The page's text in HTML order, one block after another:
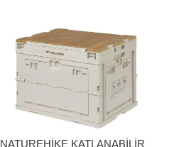
NATUREHİKE KATLANABİLİR